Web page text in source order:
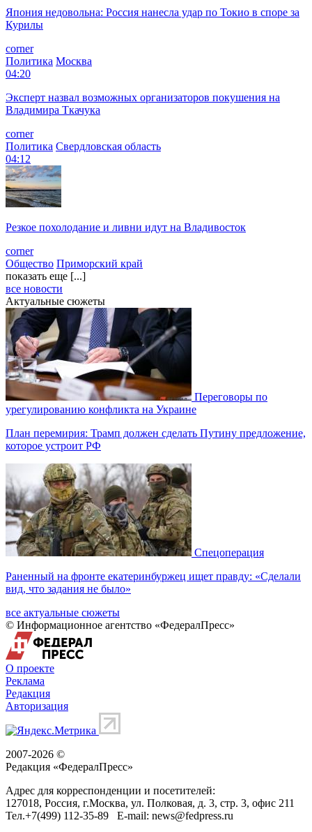
Япония недовольна: Россия нанесла удар по Токио в споре за
Курилы
corner
Политика Москва
04:20
Эксперт назвал возможных организаторов покушения на
Владимира Ткачука
corner
Политика Свердловская область
04:12
Резкое похолодание и ливни идут на Владивосток
corner
Общество Приморский край
показать еще [...]
все новости
Актуальные сюжеты
Переговоры по
урегулированию конфликта на Украине
План перемирия: Трамп должен сделать Путину предложение,
которое устроит РФ
Спецоперация
Раненный на фронте екатеринбуржец ищет правду: «Сделали
вид, что задания не было»
все актуальные сюжеты
© Информационное агентство «ФедералПресс»
О проекте
Реклама
Редакция
Авторизация
2007-2026 ©
Редакция «ФедералПресс»
Адрес для корреспонденции и посетителей:
127018, Россия, г.Москва, ул. Полковая, д. 3, стр. 3, офис 211
Тел.+7(499) 112-35-89 E-mail: news@fedpress.ru